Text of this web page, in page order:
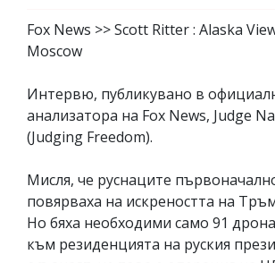
Fox News >> Scott Ritter : Alaska
Moscow
Интервю, публикувано в
анализатора на Fox News, Judge
(Judging Freedom).
Мисля, че руснаците
повярваха на искреността на
Но бяха необходими само 91
към резиденцията на руския